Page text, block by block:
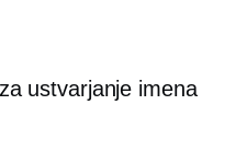
ustvarjanje imena